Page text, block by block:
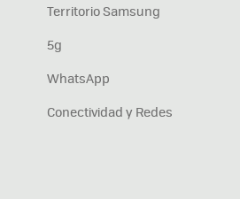
Territorio Samsung
5g
WhatsApp
Conectividad y Redes